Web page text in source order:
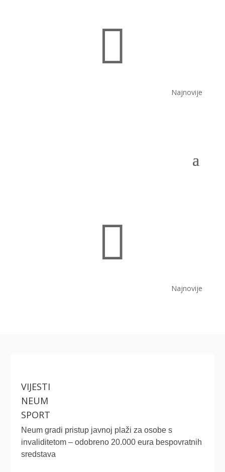

Najnovije

Najnovije
VIJESTI
NEUM
SPORT
Neum gradi pristup javnoj plaži za osobe s
invaliditetom – odobreno 20.000 eura bespovratnih
sredstava